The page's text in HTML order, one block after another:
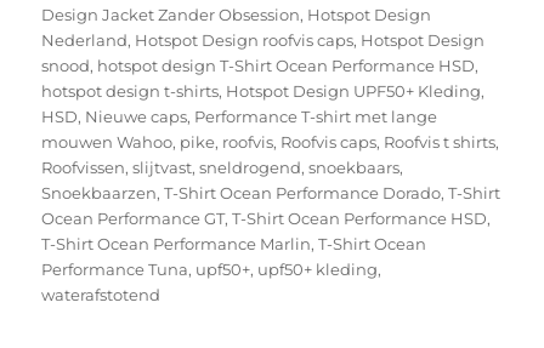
Design Jacket Zander Obsession, Hotspot Design
Nederland, Hotspot Design roofvis caps, Hotspot Design
snood, hotspot design T-Shirt Ocean Performance HSD,
hotspot design t-shirts, Hotspot Design UPF50+ Kleding,
HSD, Nieuwe caps, Performance T-shirt met lange
mouwen Wahoo, pike, roofvis, Roofvis caps, Roofvis t shirts,
Roofvissen,slijtvast,sneldrogend,snoekbaars,
Snoekbaarzen,T-Shirt Ocean Performance Dorado,T-Shirt
Ocean Performance GT,T-Shirt Ocean Performance HSD,
T-Shirt Ocean Performance Marlin,T-Shirt Ocean
Performance Tuna, upf50+, upf50+ kleding,
waterafstotend